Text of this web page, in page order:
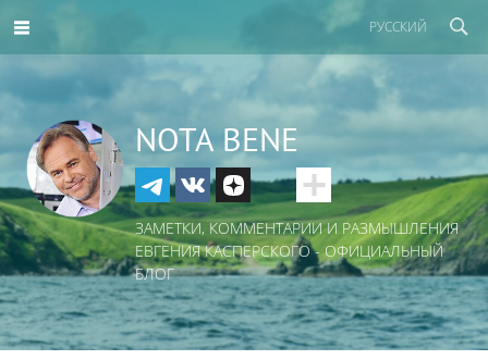
РУССКИЙ
NOTA BENE
ЗАМЕТКИ, КОММЕНТАРИИ И РАЗМЫШЛЕНИЯ
ЕВГЕНИЯ КАСПЕРСКОГО - ОФИЦИАЛЬНЫЙ
БЛОГ